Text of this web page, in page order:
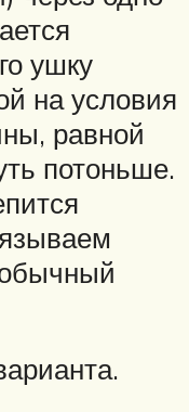
ушку
на условия
равной
потоньше.